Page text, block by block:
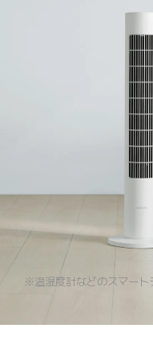
※温湿度計などのスマート